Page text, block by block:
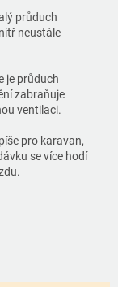
průduch
neustále
je průduch
zabraňuje
ventilaci.
pro karavan,
se více hodí